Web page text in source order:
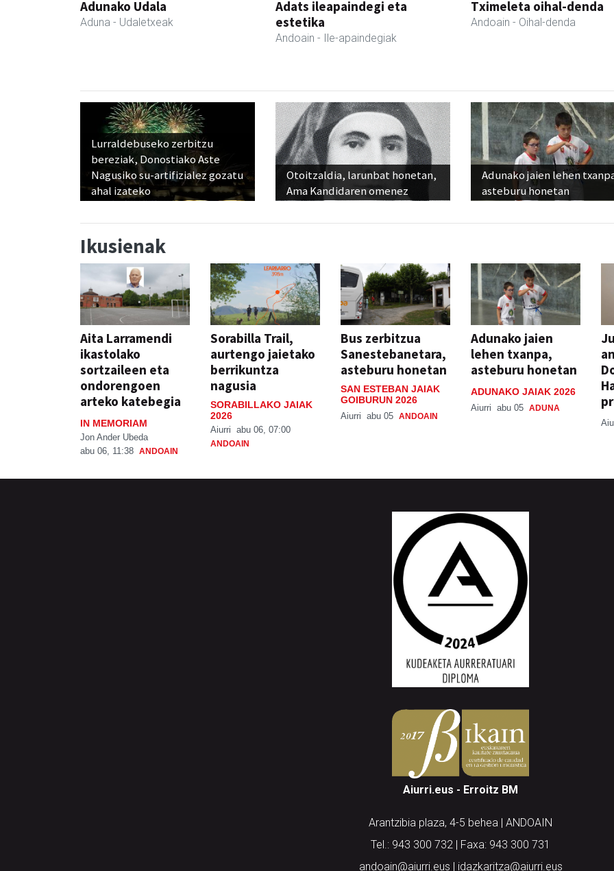
Adunako Udala
Aduna - Udaletxeak
Adats ileapaindegi eta
estetika
Andoain - Ile-apaindegiak
Tximeleta oihal-denda
Andoain - Oihal-denda
Lurraldebuseko zerbitzu
bereziak, Donostiako Aste
Nagusiko su-artifizialez gozatu
ahal izateko
Otoitzaldia, larunbat honetan,
Ama Kandidaren omenez
Adunako jaien lehen
asteburu honetan
Ikusienak
Aita Larramendi
ikastolako
sortzaileen eta
ondorengoen
arteko katebegia
IN MEMORIAM
Jon Ander Ubeda
abu 06, 11:38 ANDOAIN
Sorabilla Trail,
aurtengo jaietako
berrikuntza
nagusia
SORABILLAKO JAIAK
2026
Aiurri abu 06, 07:00
ANDOAIN
Bus zerbitzua
Sanestebanetara,
asteburu honetan
SAN ESTEBAN JAIAK
GOIBURUN 2026
Aiurri abu 05 ANDOAIN
Adunako jaien
lehen txanpa,
asteburu honetan
ADUNAKO JAIAK 2026
Aiurri abu 05 ADUNA
Aiurri.eus - Erroitz BM
Arantzibia plaza, 4-5 behea | ANDOAIN
Tel.: 943 300 732 | Faxa: 943 300 731
andoain@aiurri.eus | idazkaritza@aiurri.eus